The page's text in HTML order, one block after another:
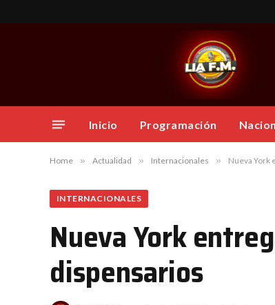
Inicio Programación
Home » Actualidad » Internacionales » Nueva York
INTERNACIONALES
Nueva York
dispensarios